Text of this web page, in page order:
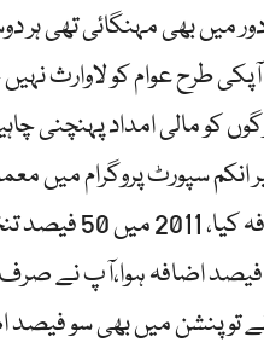
دور میں بھی مہنگائی
طرح عوام کو لاوارث نہیں
کو مالی امداد پہنچنی
فیصد
طور پر تنخواہوں میں 120 فیصد
نے تو پنشن میں بھی سو